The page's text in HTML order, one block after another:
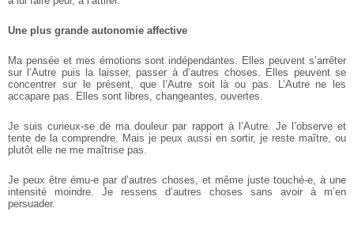
Une plus grande autonomie affective
Ma pensée et mes émotions sont indépendantes. Elles peuvent s’arrêter
sur l’Autre puis la laisser, passer à d’autres choses. Elles peuvent se
concentrer sur le présent, que l’Autre soit là ou pas. L’Autre ne les
accapare pas. Elles sont libres, changeantes, ouvertes.
Je suis curieux-se de ma douleur par rapport à l’Autre. Je l’observe et
tente de la comprendre. Mais je peux aussi en sortir, je reste maître, ou
plutôt elle ne me maîtrise pas.
Je peux être ému-e par d’autres choses, et même juste touché-e, à une
intensité moindre. Je ressens d’autres choses sans avoir à m’en
persuader.